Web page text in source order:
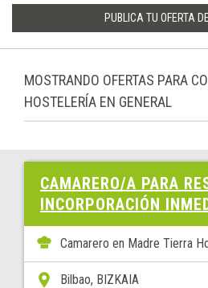
PUBLICA TU OFERTA
MOSTRANDO OFERTAS PARA
HOSTELERÍA EN GENERAL
CAMARERO/A PARA
INCORPORACIÓN
Camarero en Madre Tierra
Bilbao, BIZKAIA